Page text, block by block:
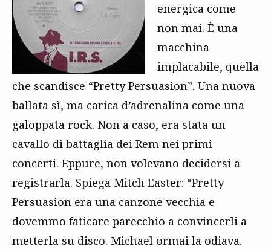
energica come
non mai. È una
macchina
implacabile, quella
che scandisce “Pretty Persuasion”. Una nuova
ballata sì, ma carica d’adrenalina come una
galoppata rock. Non a caso, era stata un
cavallo di battaglia dei Rem nei primi
concerti. Eppure, non volevano decidersi a
registrarla. Spiega Mitch Easter: “Pretty
Persuasion era una canzone vecchia e
dovemmo faticare parecchio a convincerli a
metterla su disco. Michael ormai la odiava.